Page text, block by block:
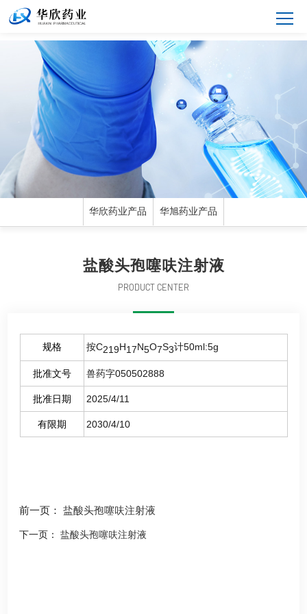
华欣药业产品 华旭药业产品
盐酸头孢噻呋注射液
PRODUCT CENTER
规格 按C219H17N5O7S3计50ml:5g
批准文号 兽药字050502888
批准日期 2025/4/11
有限期 2030/4/10
前一页：盐酸头孢噻呋注射液
下一页：盐酸头孢噻呋注射液